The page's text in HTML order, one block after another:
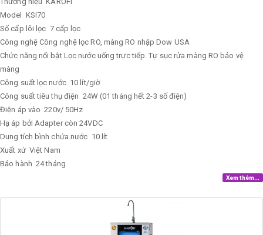
Model KSI70
Số cấp lõi lọc 7 cấp lọc
Công nghệ Công nghệ lọc RO, màng RO nhập Dow USA
Chức năng nổi bật Lọc nước uống trực tiếp. Tự sục rửa màng RO bảo vệ
màng
Công suất lọc nước 10 lít/giờ
Công suất tiêu thụ điện 24W (01 tháng hết 2-3 số điện)
Điện áp vào 220v/ 50Hz
Hạ áp bởi Adapter còn 24VDC
Dung tích bình chứa nước 10 lít
Xuất xứ Việt Nam
Bảo hành 24 tháng
Xem thêm...